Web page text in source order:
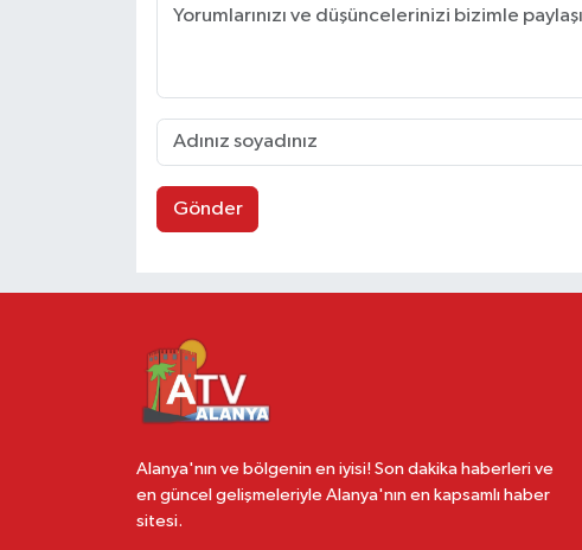
Gönder
Alanya'nın ve bölgenin en iyisi! Son dakika haberleri ve
en güncel gelişmeleriyle Alanya'nın en kapsamlı haber
sitesi.